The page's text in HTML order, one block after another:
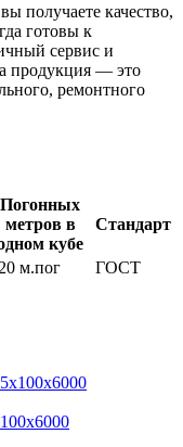
получаете качество,
готовы к
сервис и
продукция — это
ремонтного
Погонных
метров в
кубе
Стандарт
м.пог ГОСТ